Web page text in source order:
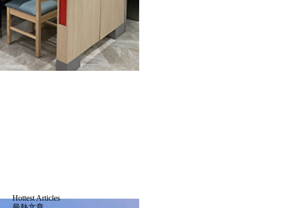
Hottest Articles